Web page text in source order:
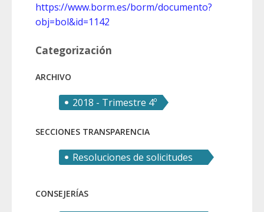
https://www.borm.es/borm/documento?
obj=bol&id=1142
Categorización
ARCHIVO
2018 - Trimestre 4º
SECCIONES TRANSPARENCIA
Resoluciones de solicitudes
CONSEJERÍAS